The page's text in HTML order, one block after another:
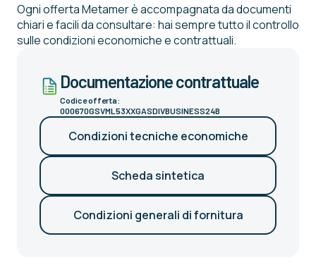
Ogni offerta Metamer è accompagnata da documenti
chiari e facili da consultare: hai sempre tutto il controllo
sulle condizioni economiche e contrattuali.
Documentazione contrattuale
Codice offerta:
000670GSVML53XXGASDIVBUSINESS24B
Condizioni tecniche economiche
Scheda sintetica
Condizioni generali di fornitura